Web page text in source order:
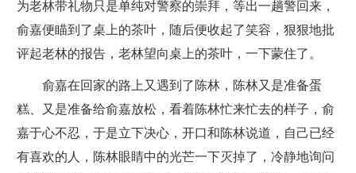
为老林带礼物只是单纯对警察的崇拜，等出一趟警回来，
俞嘉便瞄到了桌上的茶叶，随后便收起了笑容，狠狠地批
评起老林的报告，老林望向桌上的茶叶，一下蒙住了。
俞嘉在回家的路上又遇到了陈林，陈林又是准备蛋
糕、又是准备给俞嘉放松，看着陈林忙来忙去的样子，俞
嘉于心不忍，于是立下决心，开口和陈林说道，自己已经
有喜欢的人，陈林眼睛中的光芒一下灭掉了，冷静地询问